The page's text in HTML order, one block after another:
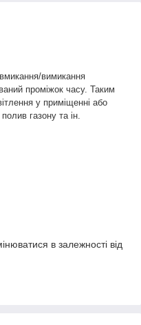
вимикання
проміжок часу. Таким
у приміщенні або
газону та ін.
в залежності від